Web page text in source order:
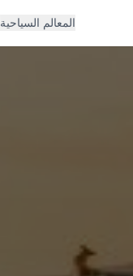
المعالم السياحية